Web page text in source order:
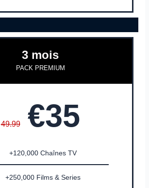
3 mois
PACK PREMIUM
49.99 €35
+120,000 Chaînes TV
+250,000 Films & Series